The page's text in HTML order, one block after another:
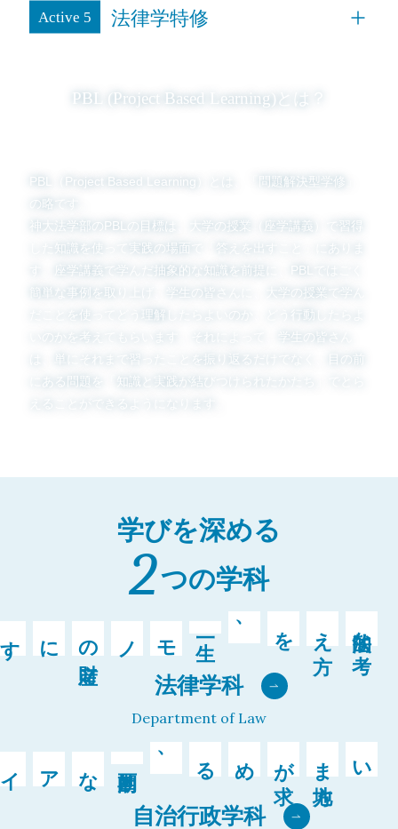
Active 5 法律学特修
PBL (Project Based Learning)とは？
PBL（Project Based Learning）とは、「問題解決型学修」
の略です。
神大法学部のPBLの目標は、大学の授業（座学講義）で習得
した知識を使って実践の場面で「答えを出すこと」にありま
す。座学講義で学んだ抽象的な知識を前提に、PBLではごく
簡単な事例を取り上げ、学生の皆さんに、大学の授業で学ん
だことを使ってどう理解したらよいのか、どう行動したらよ
いのかを考えてもらいます。それによって、学生の皆さん
は、単にそれまで習ったことを振り返るだけでなく、目の前
にある問題を「知識と実践が結びつけられたかたち」でとら
えることができるようになります。
学びを深める
2つの学科
法的な
考
え
方
を、
法律学科
Department of Law
いま
地方
が
求
める、
自治行政学科